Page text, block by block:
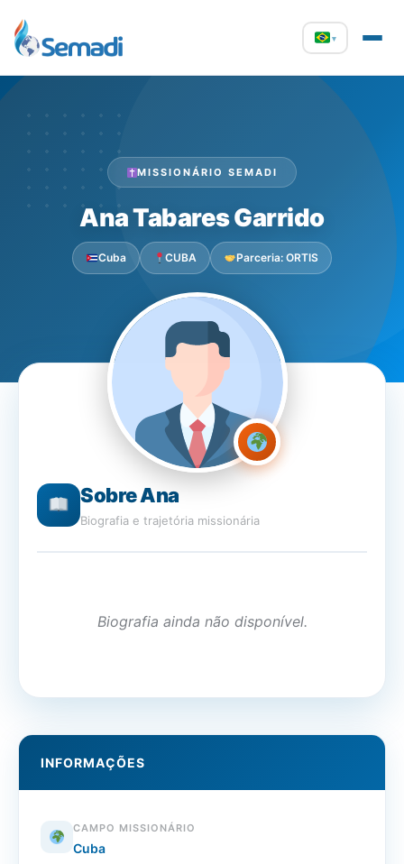
▾
MISSIONÁRIO SEMADI
Ana Tabares Garrido
Cuba CUBA Parceria: ORTIS
Sobre Ana
Biografia e trajetória missionária
Biografia ainda não disponível.
INFORMAÇÕES
CAMPO MISSIONÁRIO
Cuba